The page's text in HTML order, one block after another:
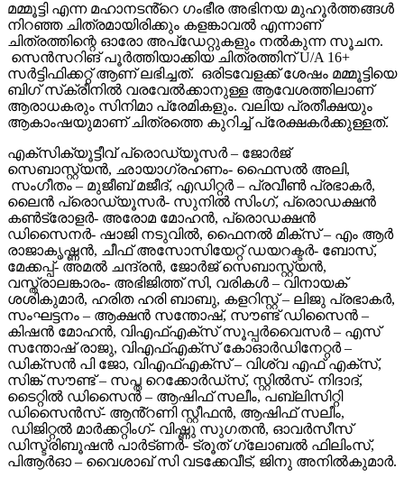
മമ്മൂട്ടി എന്ന മഹാനടൻ്റെ ഗംഭീര അഭിനയ മുഹൂർത്തങ്ങൾ
നിറഞ്ഞ ചിത്രമായിരിക്കും കളങ്കാവൽ എന്നാണ്
ചിത്രത്തിന്റെ ഓരോ അപ്‌ഡേറ്റുകളും നൽകുന്ന സൂചന.
സെൻസറിങ് പൂർത്തിയാക്കിയ ചിത്രത്തിന് U/A 16+
സർട്ടിഫിക്കറ്റ് ആണ് ലഭിച്ചത്. ഒരിടവേളക്ക് ശേഷം മമ്മൂട്ടിയെ
ബിഗ് സ്‌ക്രീനിൽ വരവേൽക്കാനുള്ള ആവേശത്തിലാണ്
ആരാധകരും സിനിമാ പ്രേമികളും. വലിയ പ്രതീക്ഷയും
ആകാംഷയുമാണ് ചിത്രത്തെ കുറിച്ച് പ്രേക്ഷകർക്കുള്ളത്.
എക്സിക്യൂട്ടീവ് പ്രൊഡ്യൂസർ – ജോർജ്
സെബാസ്റ്റ്യൻ, ഛായാഗ്രഹണം- ഫൈസൽ അലി,
സംഗീതം – മുജീബ് മജീദ്, എഡിറ്റർ – പ്രവീൺ പ്രഭാകർ,
ലൈൻ പ്രൊഡ്യൂസർ- സുനിൽ സിംഗ്, പ്രൊഡക്ഷൻ
കൺട്രോളർ- അരോമ മോഹൻ, പ്രൊഡക്ഷൻ
ഡിസൈനർ- ഷാജി നടുവിൽ, ഫൈനൽ മിക്സ് – എം ആർ
രാജാകൃഷ്ണൻ, ചീഫ് അസോസിയേറ്റ് ഡയറക്ടർ- ബോസ്,
മേക്കപ്പ്- അമൽ ചന്ദ്രൻ, ജോർജ് സെബാസ്റ്റ്യൻ,
വസ്ത്രാലങ്കാരം- അഭിജിത്ത് സി, വരികൾ – വിനായക്
ശശികുമാർ, ഹരിത ഹരി ബാബു, കളറിസ്റ്റ് – ലിജു പ്രഭാകർ,
സംഘട്ടനം – ആക്ഷൻ സന്തോഷ്, സൗണ്ട് ഡിസൈൻ –
കിഷൻ മോഹൻ, വിഎഫ്എക്സ് സൂപ്പർവൈസർ – എസ്
സന്തോഷ് രാജു, വിഎഫ്എക്സ് കോഓർഡിനേറ്റർ –
ഡിക്സൻ പി ജോ, വിഎഫ്എക്സ് – വിശ്വ എഫ് എക്സ്,
സിങ്ക് സൗണ്ട് – സപ്ത റെക്കോർഡ്സ്, സ്റ്റിൽസ്- നിദാദ്,
ടൈറ്റിൽ ഡിസൈൻ – ആഷിഫ് സലീം, പബ്ലിസിറ്റി
ഡിസൈൻസ്- ആൻ്റണി സ്റ്റീഫൻ, ആഷിഫ് സലീം,
ഡിജിറ്റൽ മാർക്കറ്റിംഗ്- വിഷ്ണു സുഗതൻ, ഓവർസീസ്
ഡിസ്ട്രിബൂഷൻ പാർട്ണർ- ട്രൂത് ഗ്ലോബൽ ഫിലിംസ്,
പിആർഓ – വൈശാഖ് സി വടക്കേവീട്, ജിനു അനിൽകുമാർ.